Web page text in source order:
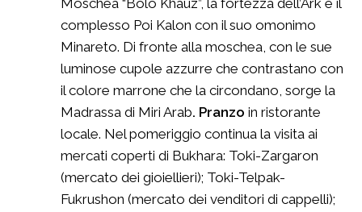
Moschea “Bolo Khauz”, la fortezza dell’Ark e il
complesso Poi Kalon con il suo omonimo
Minareto. Di fronte alla moschea, con le sue
luminose cupole azzurre che contrastano con
il colore marrone che la circondano, sorge la
Madrassa di Miri Arab. Pranzo in ristorante
locale. Nel pomeriggio continua la visita ai
mercati coperti di Bukhara: Toki-Zargaron
(mercato dei gioiellieri); Toki-Telpak-
Fukrushon (mercato dei venditori di cappelli);